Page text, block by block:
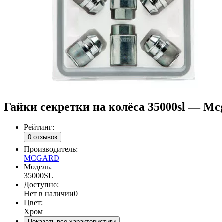
Гайки секретки на колёса 35000sl —
Рейтинг:
0 отзывов
Производитель:
MCGARD
Модель:
35000SL
Доступно:
Нет в наличии0
Цвет:
Хром